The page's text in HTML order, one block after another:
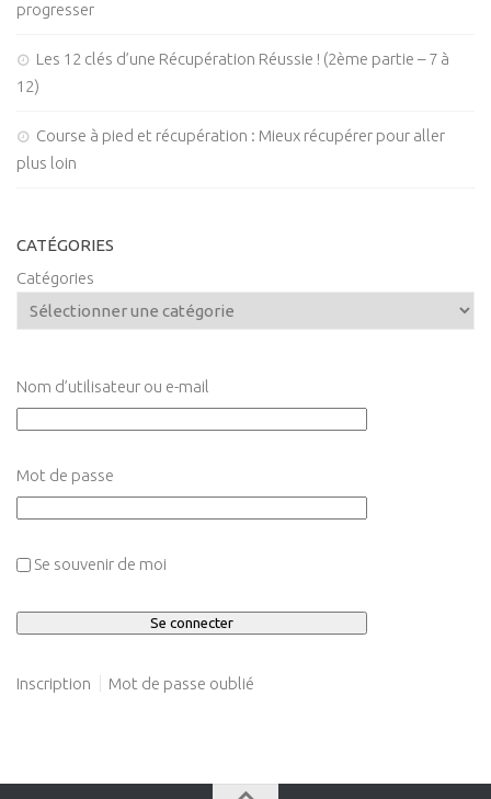
progresser
Les 12 clés d’une Récupération Réussie ! (2ème partie – 7 à
12)
Course à pied et récupération : Mieux récupérer pour aller
plus loin
CATÉGORIES
Catégories
Nom d’utilisateur ou e-mail
Mot de passe
Se souvenir de moi
Inscription Mot de passe oublié